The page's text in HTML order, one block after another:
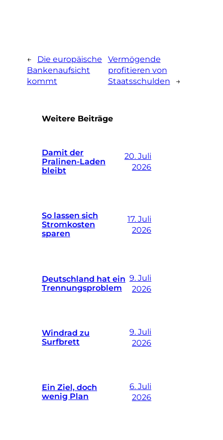
←
Die europäische
Bankenaufsicht
kommt
Vermögende
profitieren von
Staatsschulden
→
Weitere Beiträge
Damit der
Pralinen-Laden
bleibt
20. Juli
2026
So lassen sich
Stromkosten
sparen
17. Juli
2026
Deutschland hat ein
Trennungsproblem
9. Juli
2026
Windrad zu
Surfbrett
9. Juli
2026
Ein Ziel, doch
wenig Plan
6. Juli
2026